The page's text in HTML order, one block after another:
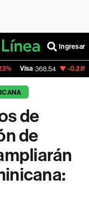
Ingresar
-0.28%
de
de